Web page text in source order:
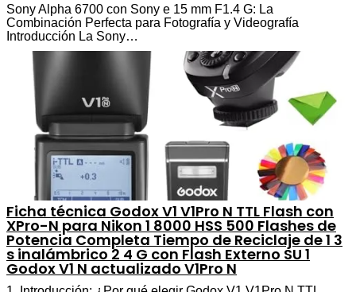
Sony Alpha 6700 con Sony e 15 mm F1.4 G: La
Combinación Perfecta para Fotografía y Videografía
Introducción La Sony…
Ficha técnica Godox V1 V1Pro N TTL Flash con
XPro-N para Nikon 1 8000 HSS 500 Flashes de
Potencia Completa Tiempo de Reciclaje de 1 3
s inalámbrico 2 4 G con Flash Externo SU 1
Godox V1 N actualizado V1Pro N